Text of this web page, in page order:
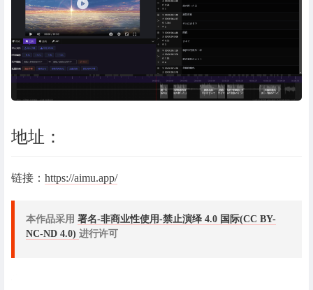
地址：
链接： https://aimu.app/
本作品采用 署名-非商业性使用-禁止演绎 4.0 国际(CC BY-
NC-ND 4.0) 进行许可